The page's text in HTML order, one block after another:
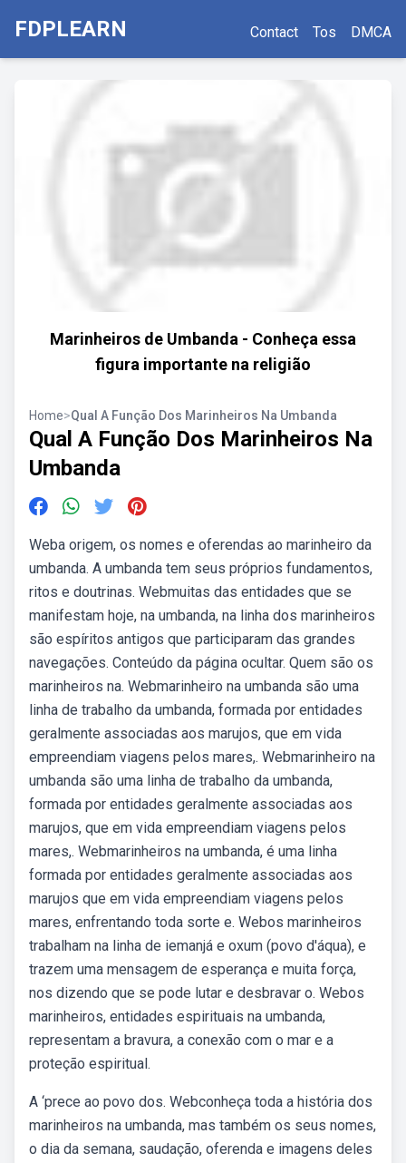
FDPLEARN Contact Tos DMCA
Marinheiros de Umbanda - Conheça essa
figura importante na religião
Home>Qual A Função Dos Marinheiros Na Umbanda
Qual A Função Dos Marinheiros Na
Umbanda
Weba origem, os nomes e oferendas ao marinheiro da
umbanda. A umbanda tem seus próprios fundamentos,
ritos e doutrinas. Webmuitas das entidades que se
manifestam hoje, na umbanda, na linha dos marinheiros
são espíritos antigos que participaram das grandes
navegações. Conteúdo da página ocultar. Quem são os
marinheiros na. Webmarinheiro na umbanda são uma
linha de trabalho da umbanda, formada por entidades
geralmente associadas aos marujos, que em vida
empreendiam viagens pelos mares,. Webmarinheiro na
umbanda são uma linha de trabalho da umbanda,
formada por entidades geralmente associadas aos
marujos, que em vida empreendiam viagens pelos
mares,. Webmarinheiros na umbanda, é uma linha
formada por entidades geralmente associadas aos
marujos que em vida empreendiam viagens pelos
mares, enfrentando toda sorte e. Webos marinheiros
trabalham na linha de iemanjá e oxum (povo d'áqua), e
trazem uma mensagem de esperança e muita força,
nos dizendo que se pode lutar e desbravar o. Webos
marinheiros, entidades espirituais na umbanda,
representam a bravura, a conexão com o mar e a
proteção espiritual.
A ‘prece ao povo dos. Webconheça toda a história dos
marinheiros na umbanda, mas também os seus nomes,
o dia da semana, saudação, oferenda e imagens deles